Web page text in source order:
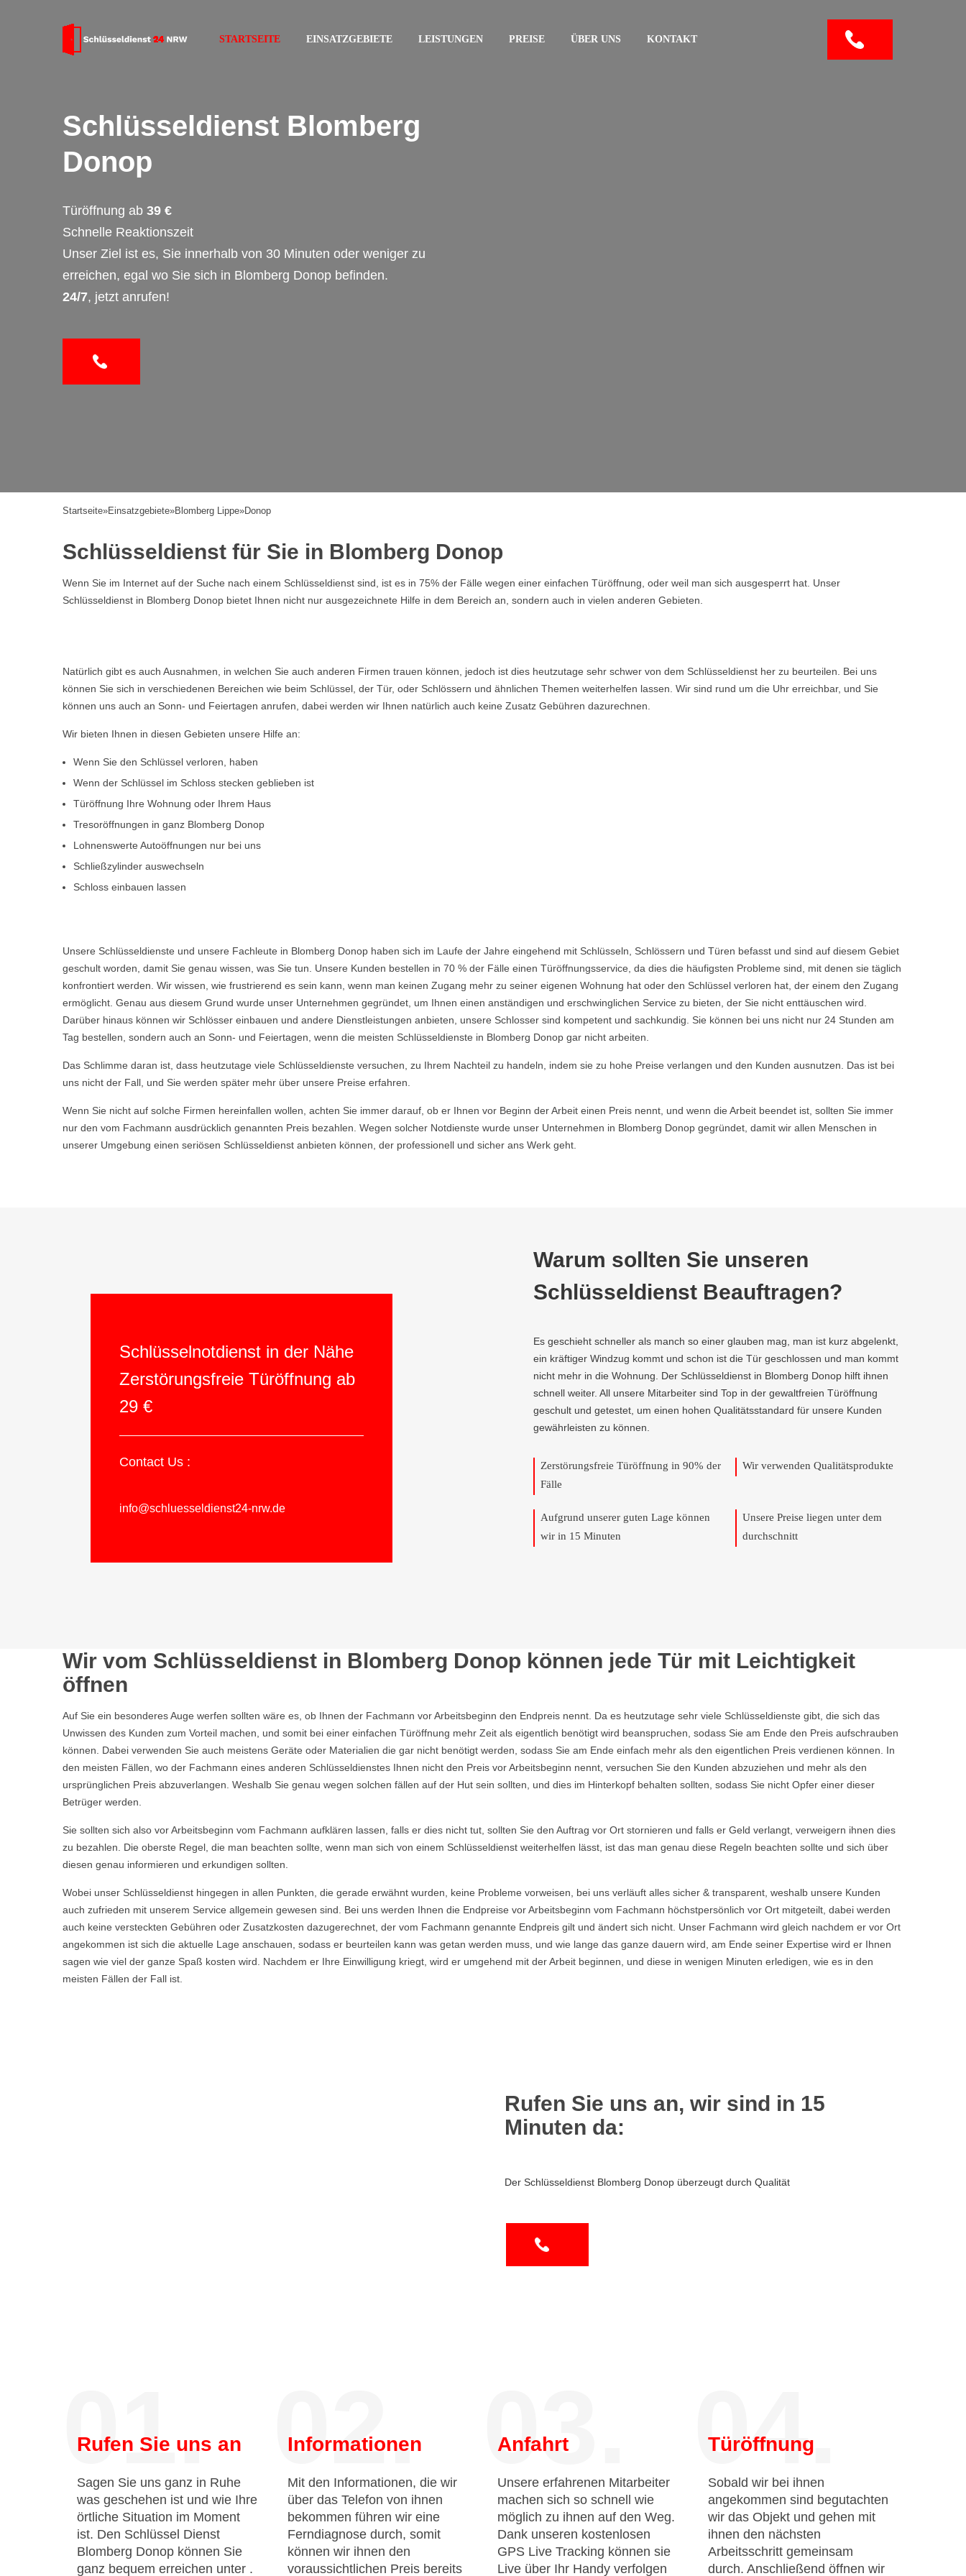
STARTSEITE EINSATZGEBIETE LEISTUNGEN PREISE ÜBER UNS KONTAKT
Schlüsseldienst Blomberg
Donop
Türöffnung ab 39 €
Schnelle Reaktionszeit
Unser Ziel ist es, Sie innerhalb von 30 Minuten oder weniger zu
erreichen, egal wo Sie sich in Blomberg Donop befinden.
24/7, jetzt anrufen!
Startseite»Einsatzgebiete»Blomberg Lippe»Donop
Schlüsseldienst für Sie in Blomberg Donop
Wenn Sie im Internet auf der Suche nach einem Schlüsseldienst sind, ist es in 75% der Fälle wegen einer einfachen Türöffnung, oder weil man sich ausgesperrt hat. Unser
Schlüsseldienst in Blomberg Donop bietet Ihnen nicht nur ausgezeichnete Hilfe in dem Bereich an, sondern auch in vielen anderen Gebieten.
Natürlich gibt es auch Ausnahmen, in welchen Sie auch anderen Firmen trauen können, jedoch ist dies heutzutage sehr schwer von dem Schlüsseldienst her zu beurteilen. Bei uns
können Sie sich in verschiedenen Bereichen wie beim Schlüssel, der Tür, oder Schlössern und ähnlichen Themen weiterhelfen lassen. Wir sind rund um die Uhr erreichbar, und Sie
können uns auch an Sonn- und Feiertagen anrufen, dabei werden wir Ihnen natürlich auch keine Zusatz Gebühren dazurechnen.
Wir bieten Ihnen in diesen Gebieten unsere Hilfe an:
Wenn Sie den Schlüssel verloren, haben
Wenn der Schlüssel im Schloss stecken geblieben ist
Türöffnung Ihre Wohnung oder Ihrem Haus
Tresoröffnungen in ganz Blomberg Donop
Lohnenswerte Autoöffnungen nur bei uns
Schließzylinder auswechseln
Schloss einbauen lassen
Unsere Schlüsseldienste und unsere Fachleute in Blomberg Donop haben sich im Laufe der Jahre eingehend mit Schlüsseln, Schlössern und Türen befasst und sind auf diesem Gebiet
geschult worden, damit Sie genau wissen, was Sie tun. Unsere Kunden bestellen in 70 % der Fälle einen Türöffnungsservice, da dies die häufigsten Probleme sind, mit denen sie täglich
konfrontiert werden. Wir wissen, wie frustrierend es sein kann, wenn man keinen Zugang mehr zu seiner eigenen Wohnung hat oder den Schlüssel verloren hat, der einem den Zugang
ermöglicht. Genau aus diesem Grund wurde unser Unternehmen gegründet, um Ihnen einen anständigen und erschwinglichen Service zu bieten, der Sie nicht enttäuschen wird.
Darüber hinaus können wir Schlösser einbauen und andere Dienstleistungen anbieten, unsere Schlosser sind kompetent und sachkundig. Sie können bei uns nicht nur 24 Stunden am
Tag bestellen, sondern auch an Sonn- und Feiertagen, wenn die meisten Schlüsseldienste in Blomberg Donop gar nicht arbeiten.
Das Schlimme daran ist, dass heutzutage viele Schlüsseldienste versuchen, zu Ihrem Nachteil zu handeln, indem sie zu hohe Preise verlangen und den Kunden ausnutzen. Das ist bei
uns nicht der Fall, und Sie werden später mehr über unsere Preise erfahren.
Wenn Sie nicht auf solche Firmen hereinfallen wollen, achten Sie immer darauf, ob er Ihnen vor Beginn der Arbeit einen Preis nennt, und wenn die Arbeit beendet ist, sollten Sie immer
nur den vom Fachmann ausdrücklich genannten Preis bezahlen. Wegen solcher Notdienste wurde unser Unternehmen in Blomberg Donop gegründet, damit wir allen Menschen in
unserer Umgebung einen seriösen Schlüsseldienst anbieten können, der professionell und sicher ans Werk geht.
Schlüsselnotdienst in der Nähe
Zerstörungsfreie Türöffnung ab
29 €
Contact Us :
info@schluesseldienst24-nrw.de
Warum sollten Sie unseren
Schlüsseldienst Beauftragen?
Es geschieht schneller als manch so einer glauben mag, man ist kurz abgelenkt,
ein kräftiger Windzug kommt und schon ist die Tür geschlossen und man kommt
nicht mehr in die Wohnung. Der Schlüsseldienst in Blomberg Donop hilft ihnen
schnell weiter. All unsere Mitarbeiter sind Top in der gewaltfreien Türöffnung
geschult und getestet, um einen hohen Qualitätsstandard für unsere Kunden
gewährleisten zu können.
Zerstörungsfreie Türöffnung in 90% der
Fälle
Wir verwenden Qualitätsprodukte
Aufgrund unserer guten Lage können
wir in 15 Minuten
Unsere Preise liegen unter dem
durchschnitt
Wir vom Schlüsseldienst in Blomberg Donop können jede Tür mit Leichtigkeit
öffnen
Auf Sie ein besonderes Auge werfen sollten wäre es, ob Ihnen der Fachmann vor Arbeitsbeginn den Endpreis nennt. Da es heutzutage sehr viele Schlüsseldienste gibt, die sich das
Unwissen des Kunden zum Vorteil machen, und somit bei einer einfachen Türöffnung mehr Zeit als eigentlich benötigt wird beanspruchen, sodass Sie am Ende den Preis aufschrauben
können. Dabei verwenden Sie auch meistens Geräte oder Materialien die gar nicht benötigt werden, sodass Sie am Ende einfach mehr als den eigentlichen Preis verdienen können. In
den meisten Fällen, wo der Fachmann eines anderen Schlüsseldienstes Ihnen nicht den Preis vor Arbeitsbeginn nennt, versuchen Sie den Kunden abzuziehen und mehr als den
ursprünglichen Preis abzuverlangen. Weshalb Sie genau wegen solchen fällen auf der Hut sein sollten, und dies im Hinterkopf behalten sollten, sodass Sie nicht Opfer einer dieser
Betrüger werden.
Sie sollten sich also vor Arbeitsbeginn vom Fachmann aufklären lassen, falls er dies nicht tut, sollten Sie den Auftrag vor Ort stornieren und falls er Geld verlangt, verweigern ihnen dies
zu bezahlen. Die oberste Regel, die man beachten sollte, wenn man sich von einem Schlüsseldienst weiterhelfen lässt, ist das man genau diese Regeln beachten sollte und sich über
diesen genau informieren und erkundigen sollten.
Wobei unser Schlüsseldienst hingegen in allen Punkten, die gerade erwähnt wurden, keine Probleme vorweisen, bei uns verläuft alles sicher & transparent, weshalb unsere Kunden
auch zufrieden mit unserem Service allgemein gewesen sind. Bei uns werden Ihnen die Endpreise vor Arbeitsbeginn vom Fachmann höchstpersönlich vor Ort mitgeteilt, dabei werden
auch keine versteckten Gebühren oder Zusatzkosten dazugerechnet, der vom Fachmann genannte Endpreis gilt und ändert sich nicht. Unser Fachmann wird gleich nachdem er vor Ort
angekommen ist sich die aktuelle Lage anschauen, sodass er beurteilen kann was getan werden muss, und wie lange das ganze dauern wird, am Ende seiner Expertise wird er Ihnen
sagen wie viel der ganze Spaß kosten wird. Nachdem er Ihre Einwilligung kriegt, wird er umgehend mit der Arbeit beginnen, und diese in wenigen Minuten erledigen, wie es in den
meisten Fällen der Fall ist.
Rufen Sie uns an, wir sind in 15
Minuten da:
Der Schlüsseldienst Blomberg Donop überzeugt durch Qualität
01.
Rufen Sie uns an
Sagen Sie uns ganz in Ruhe
was geschehen ist und wie Ihre
örtliche Situation im Moment
ist. Den Schlüssel Dienst
Blomberg Donop können Sie
ganz bequem erreichen unter .
02.
Informationen
Mit den Informationen, die wir
über das Telefon von ihnen
bekommen führen wir eine
Ferndiagnose durch, somit
können wir ihnen den
voraussichtlichen Preis bereits
03.
Anfahrt
Unsere erfahrenen Mitarbeiter
machen sich so schnell wie
möglich zu ihnen auf den Weg.
Dank unseren kostenlosen
GPS Live Tracking können sie
Live über Ihr Handy verfolgen
04.
Türöffnung
Sobald wir bei ihnen
angekommen sind begutachten
wir das Objekt und gehen mit
ihnen den nächsten
Arbeitsschritt gemeinsam
durch. Anschließend öffnen wir